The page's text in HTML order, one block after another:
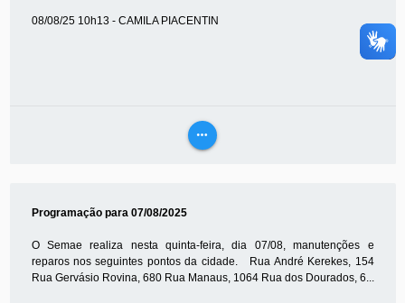
08/08/25 10h13 - CAMILA PIACENTIN
more_horiz
Programação para 07/08/2025
O Semae realiza nesta quinta-feira, dia 07/08, manutenções e
reparos nos seguintes pontos da cidade. Rua André Kerekes, 154
Rua Gervásio Rovina, 680 Rua Manaus, 1064 Rua dos Dourados, 6...